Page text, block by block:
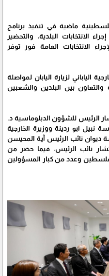
ماضية في تنفيذ برنامج
الانتخابات البلدية، والتحضير
الانتخابات العامة فور توفر
الياباني لزيارة اليابان لمواصلة
والتعاون بين البلدين والشعبين
الرئيس للشؤون الدبلوماسية د.
نبيل ابو ردينة ووزيرة الخارجية
ديوان نائب الرئيس آية المحيسن
نائب الرئيس، فيما حضر من
فلسطين وعدد من كبار المسؤولين